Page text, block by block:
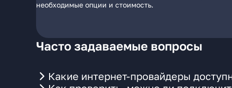
необходимые опции и стоимость.
Часто задаваемые вопросы
Какие интернет-провайдеры